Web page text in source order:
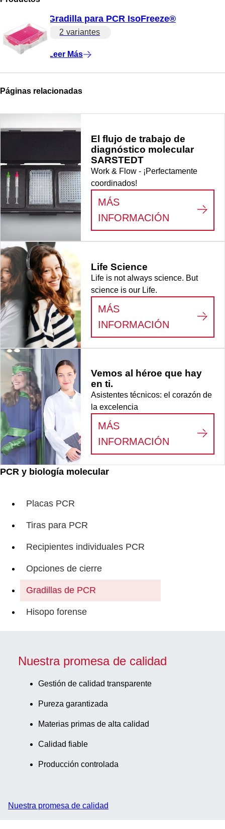
PCR y biología molecular
Placas PCR
Tiras para PCR
Recipientes individuales PCR
Opciones de cierre
Gradillas de PCR
Hisopo forense
Gradilla para PCR IsoFreeze®
2 variantes
Leer Más
Páginas relacionadas
El flujo de trabajo de
diagnóstico molecular
SARSTEDT
Work & Flow - ¡Perfectamente
coordinados!
MÁS
INFORMACIÓN
EL
Life Science
Life is not always science. But
science is our Life.
MÁS
INFORMACIÓN
LIFE
Vemos al héroe que hay
en ti.
Asistentes técnicos: el corazón de
la excelencia
MÁS
INFORMACIÓN
VEMOS
Nuestra promesa de calidad
Gestión de calidad transparente
Pureza garantizada
Materias primas de alta calidad
Calidad fiable
Producción controlada
Nuestra promesa de calidad